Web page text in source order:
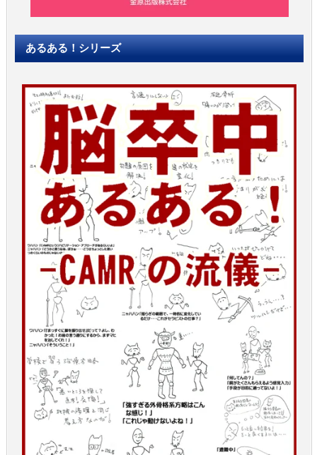
あるある！シリーズ